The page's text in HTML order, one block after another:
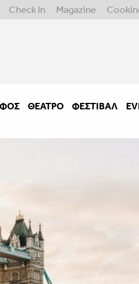
Check In Magazine
ΘΈΑΤΡΟ ΦΕΣΤΙΒΑΛ